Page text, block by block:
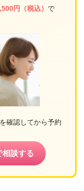
円（税込） で
確認してから予約
談する